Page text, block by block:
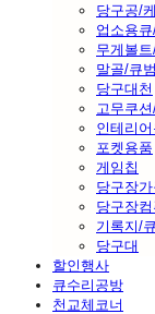
당구공/
업소용
무게볼
말골/큐
당구대천
고무쿠
인테리
포켓용품
게임칩
당구장가
당구장
기록지/
당구대
할인행사
큐수리공방
천교체코너